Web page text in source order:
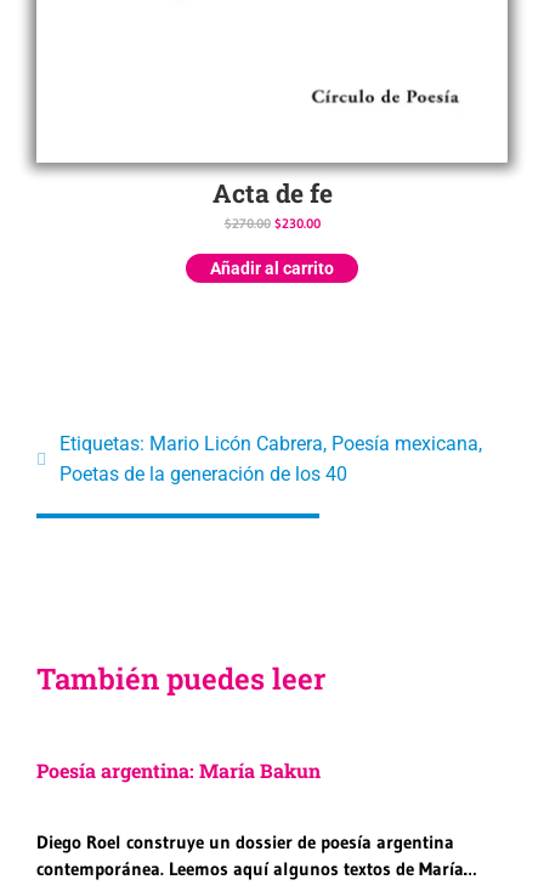
Acta de fe
$270.00 $230.00
Añadir al carrito
Etiquetas: Mario Licón Cabrera, Poesía mexicana,
Poetas de la generación de los 40
También puedes leer
Poesía argentina: María Bakun
Diego Roel construye un dossier de poesía argentina
contemporánea. Leemos aquí algunos textos de María…